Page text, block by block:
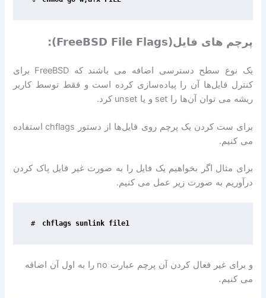
پرچم های فایل(FreeBSD File Flags):
یک نوع سطح دسترسی اضافه می باشند که FreeBSD برای
کنترل فایل‌ها آن‌ را پیاده‌سازی کرده است و فقط توسط کاربر
ریشه می توان آن‌ها راset و یاunset کرد.
برای ست کردن یک پرچم روی فایل‌ها از دستور chflags استفاده
می کنیم.
برای مثال اگر بخواهیم یک فایل را به صورت غیر قایل پاک کردن
درآوریم به صورت زیر عمل می کنیم.
# chflags sunlink file1
و برای غیر فعال کردن آن پرچم عبارت no را به اول آن اضافه
می کنیم.